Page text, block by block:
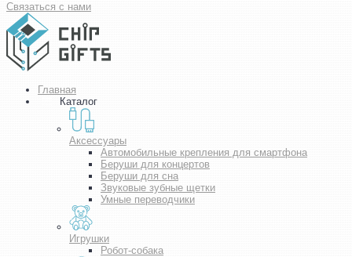
Связаться с нами
Главная
Каталог
Аксессуары
Автомобильные крепления для смартфона
Беруши для концертов
Беруши для сна
Звуковые зубные щетки
Умные переводчики
Игрушки
Робот-собака